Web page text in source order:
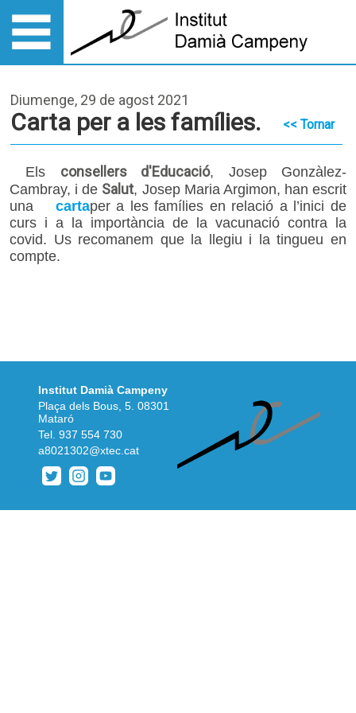
Diumenge, 29 de agost 2021
Carta per a les famílies. << Tornar
​​Els consellers d'Educació, Josep Gonzàlez-
Cambray, i de Salut, Josep Maria Argimon, han escrit
una
cartaper a les famílies en relació a l’inici de
curs i a la importància de la vacunació contra la
covid. Us recomanem que la llegiu i la tingueu en
compte.
Institut Damià Campeny
Plaça dels Bous, 5. 08301
Mataró
Tel. 937 554 730
a8021302@xtec.cat